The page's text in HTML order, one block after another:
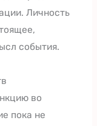
Личность
события.
во
пока не